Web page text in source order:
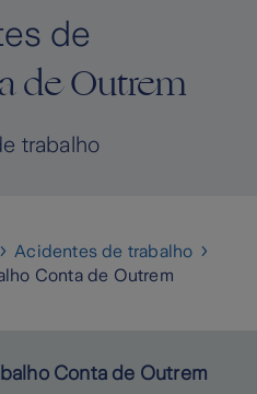
de
de Outrem
trabalho
Acidentes de trabalho
Conta de Outrem
Conta de Outrem